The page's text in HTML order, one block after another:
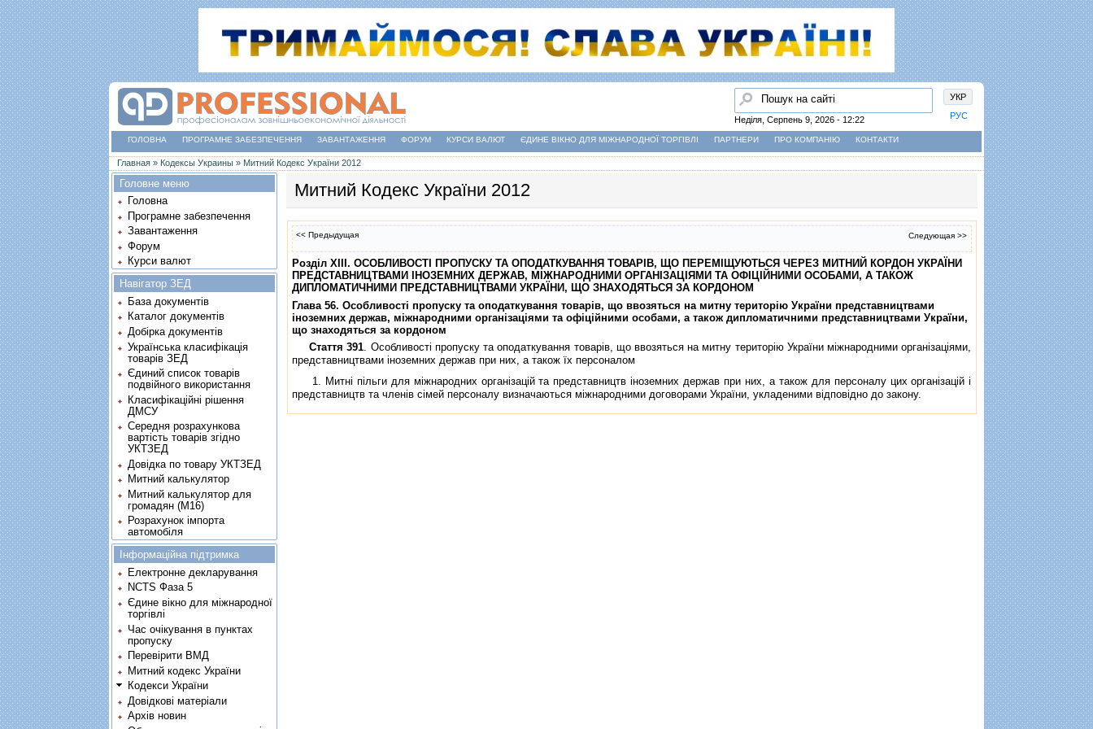
УКР
РУС
Пошук
Неділя, Серпень 9, 2026 - 12:22
ГОЛОВНА ПРОГРАМНЕ ЗАБЕЗПЕЧЕННЯ ЗАВАНТАЖЕННЯ ФОРУМ КУРСИ ВАЛЮТ ЄДИНЕ ВІКНО ДЛЯ МІЖНАРОДНОЇ ТОРГІВЛІ ПАРТНЕРИ ПРО КОМПАНІЮ КОНТАКТИ
Ви є тут
Главная » Кодексы Украины » Митний Кодекс України 2012
Митний Кодекс України 2012
<< Предыдущая Следующая >>
Роздiл XIII. ОСОБЛИВОСТI ПРОПУСКУ ТА ОПОДАТКУВАННЯ ТОВАРIВ, ЩО ПЕРЕМIЩУЮТЬСЯ ЧЕРЕЗ МИТНИЙ КОРДОН УКРАЇНИ
ПРЕДСТАВНИЦТВАМИ IНОЗЕМНИХ ДЕРЖАВ, МIЖНАРОДНИМИ ОРГАНIЗАЦIЯМИ ТА ОФIЦIЙНИМИ ОСОБАМИ, А ТАКОЖ
ДИПЛОМАТИЧНИМИ ПРЕДСТАВНИЦТВАМИ УКРАЇНИ, ЩО ЗНАХОДЯТЬСЯ ЗА КОРДОНОМ
Глава 56. Особливостi пропуску та оподаткування товарiв, що ввозяться на митну територiю України представництвами
iноземних держав, мiжнародними органiзацiями та офiцiйними особами, а також дипломатичними представництвами України,
що знаходяться за кордоном
Стаття 391. Особливостi пропуску та оподаткування товарiв, що ввозяться на митну територiю України мiжнародними органiзацiями,
представництвами iноземних держав при них, а також їх персоналом
1. Митнi пiльги для мiжнародних органiзацiй та представництв iноземних держав при них, а також для персоналу цих органiзацiй i
представництв та членiв сiмей персоналу визначаються мiжнародними договорами України, укладеними вiдповiдно до закону.
Головне меню
Головна
Програмне забезпечення
Завантаження
Форум
Курси валют
Навігатор ЗЕД
База документів
Каталог документів
Добірка документів
Українська класифікація
товарів ЗЕД
Єдиний список товарів
подвійного використання
Класифікаційні рішення
ДМСУ
Середня розрахункова
вартість товарів згідно
УКТЗЕД
Довідка по товару УКТЗЕД
Митний калькулятор
Митний калькулятор для
громадян (М16)
Розрахунок імпорта
автомобіля
Інформаційна підтримка
Електронне декларування
NCTS Фаза 5
Єдине вікно для міжнародної
торгівлі
Час очікування в пунктах
пропуску
Перевірити ВМД
Митний кодекс України
Кодекси України
Довідкові матеріали
Архів новин